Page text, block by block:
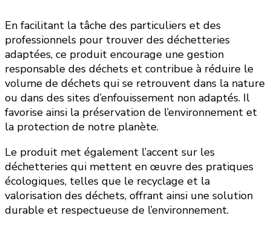
En facilitant la tâche des particuliers et des
professionnels pour trouver des déchetteries
adaptées, ce produit encourage une gestion
responsable des déchets et contribue à réduire le
volume de déchets qui se retrouvent dans la nature
ou dans des sites d’enfouissement non adaptés. Il
favorise ainsi la préservation de l’environnement et
la protection de notre planète.
Le produit met également l’accent sur les
déchetteries qui mettent en œuvre des pratiques
écologiques, telles que le recyclage et la
valorisation des déchets, offrant ainsi une solution
durable et respectueuse de l’environnement.